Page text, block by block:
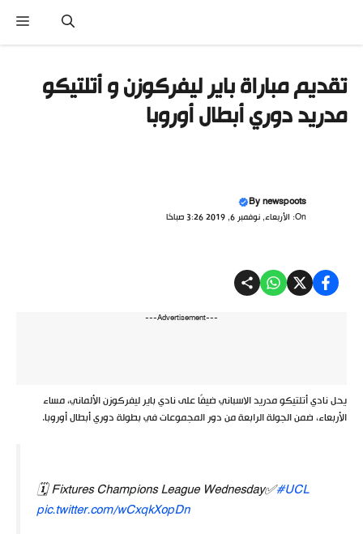
المحتوى
تقديم مباراة باير ليفركوزن و أتلتيكو
مدريد دوري أبطال أوروبا
Bynewspoots
On: الأربعاء, نوفمبر 6, 2019 3:26 صباحًا
---Advertisement---
يحل نادي أتلتيكو مدريد الاسباني ضيفًا على نادي باير ليفركوزن الألماني، مساء
الأربعاء، ضمن الجولة الرابعة من دور المجموعات في بطولة دوري أبطال أوروبا.
🗓 Fixtures Champions League Wednesday✅#UCL
pic.twitter.com/wCxqkXopDn